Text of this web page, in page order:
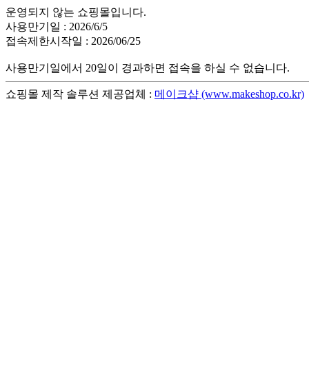
운영되지 않는 쇼핑몰입니다.
사용만기일 : 2026/6/5
접속제한시작일 : 2026/06/25
사용만기일에서 20일이 경과하면 접속을 하실 수 없습니다.
쇼핑몰 제작 솔루션 제공업체 : 메이크샵 (www.makeshop.co.kr)